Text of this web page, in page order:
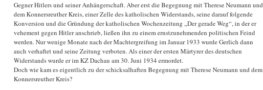
Gegner Hitlers und seiner Anhängerschaft. Aber erst die Begegnung mit Therese Neumann und
dem Konnersreuther Kreis, einer Zelle des katholischen Widerstands, seine darauf folgende
Konversion und die Gründung der katholischen Wochenzeitung „Der gerade Weg“, in der er
vehement gegen Hitler anschrieb, ließen ihn zu einem ernstzunehmenden politischen Feind
werden. Nur wenige Monate nach der Machtergreifung im Januar 1933 wurde Gerlich dann
auch verhaftet und seine Zeitung verboten. Als einer der ersten Märtyrer des deutschen
Widerstands wurde er im KZ Dachau am 30. Juni 1934 ermordet.
Doch wie kam es eigentlich zu der schicksalhaften Begegnung mit Therese Neumann und dem
Konnersreuther Kreis?